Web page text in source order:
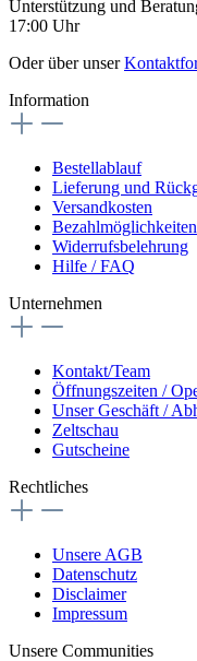
Unterstützung und
17:00 Uhr
Oder über unser
Information
Bestellablauf
Lieferung und
Versandkosten
Bezahlmöglichkeiten
Widerrufsbelehrung
Hilfe / FAQ
Unternehmen
Kontakt/Team
Öffnungszeiten /
Unser Geschäft /
Zeltschau
Gutscheine
Rechtliches
Unsere AGB
Datenschutz
Disclaimer
Impressum
Unsere Communities